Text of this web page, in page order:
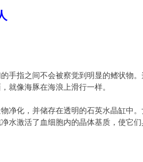
手指之间不会被察觉到明显的鳍状物
就像海豚在海浪上滑行一样。
净化，并储存在透明的石英水晶缸中
水激活了血细胞内的晶体基质，使它